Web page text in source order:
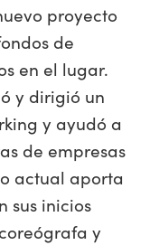
proyecto
de
en el lugar.
y dirigió un
y ayudó a
de empresas
actual aporta
sus inicios
y